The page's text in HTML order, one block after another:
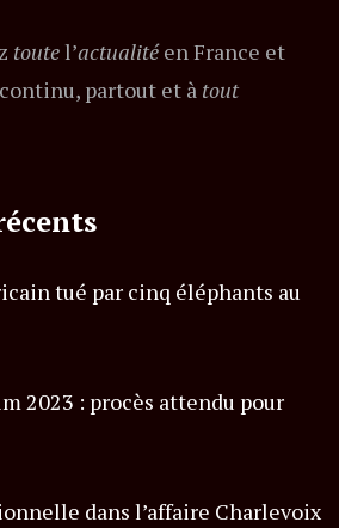
toutel’actualitéen France et
partout et à tout
tué par cinq éléphants au
2023 : procès attendu pour
dans l’affaire Charlevoix